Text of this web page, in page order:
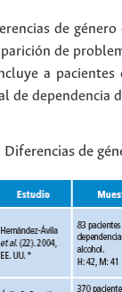
de
de
a
de dependencia
Diferencias de